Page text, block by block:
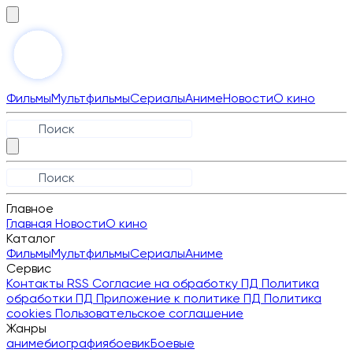
ФильмыМультфильмыСериалыАнимеНовостиО кино
Главное
Главная НовостиО кино
Каталог
ФильмыМультфильмыСериалыАниме
Сервис
Контакты RSS Согласие на обработку ПД Политика
обработки ПД Приложение к политике ПД Политика
cookies Пользовательское соглашение
Жанры
анимебиографиябоевикБоевые